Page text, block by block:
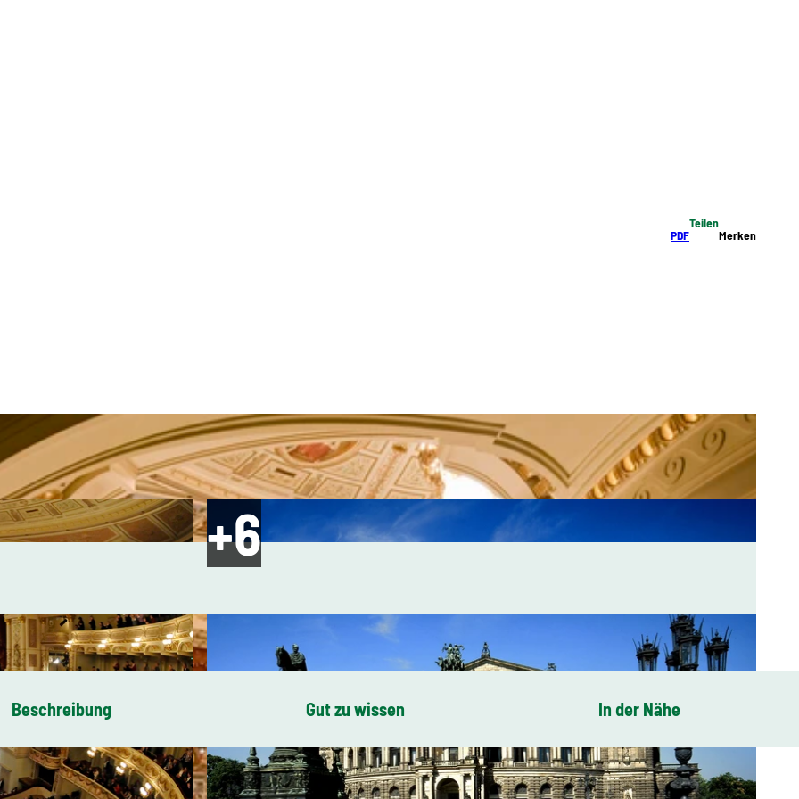
PDF
Teilen
Merken
Beschreibung Gut zu wissen In der Nähe